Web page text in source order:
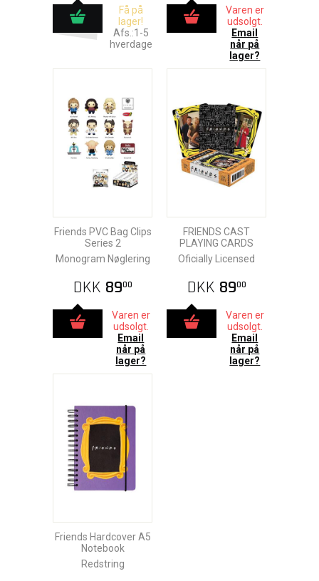
Få på
lager!
Afs.:1-5
hverdage
Varen er
udsolgt.
Email
når på
lager?
Friends PVC Bag Clips
Series 2
Monogram Nøglering
DKK 8900
Varen er
udsolgt.
Email
når på
lager?
FRIENDS CAST
PLAYING CARDS
Oficially Licensed
DKK 8900
Varen er
udsolgt.
Email
når på
lager?
Friends Hardcover A5
Notebook
Redstring